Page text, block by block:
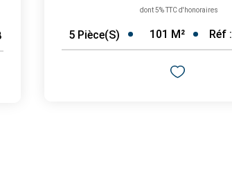
dont 5% TTC d'honoraires
5 Pièce(s) 101 M² Réf :